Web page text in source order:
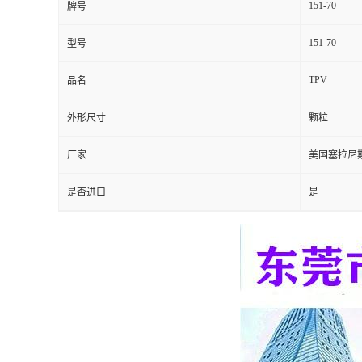
牌号 151-70
型号 151-70
品名 TPV
外形尺寸 颗粒
厂家 美国塞拉尼
是否进口 是